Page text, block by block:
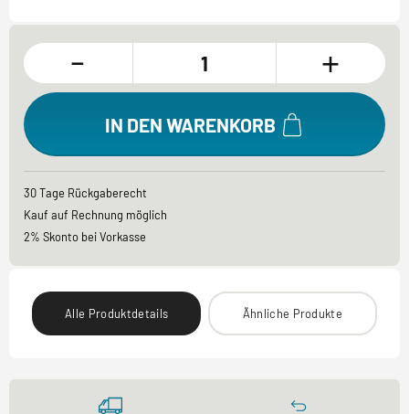
- +
IN DEN WARENKORB
30 Tage Rückgaberecht
Kauf auf Rechnung möglich
2% Skonto bei Vorkasse
Alle Produktdetails Ähnliche Produkte